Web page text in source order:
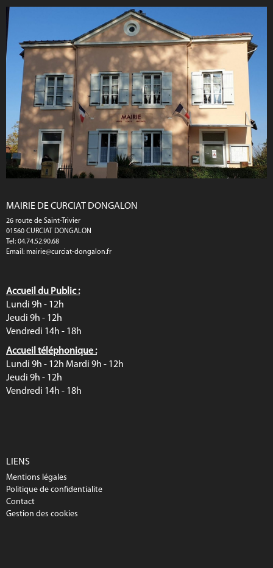
MAIRIE DE CURCIAT DONGALON
26 route de Saint-Trivier
01560 CURCIAT DONGALON
Tel: 04.74.52.90.68
Email: mairie@curciat-dongalon.fr
Accueil du Public :
Lundi 9h - 12h
Jeudi 9h - 12h
Vendredi 14h - 18h
Accueil téléphonique :
Lundi 9h - 12h Mardi 9h - 12h
Jeudi 9h - 12h
Vendredi 14h - 18h
LIENS
Mentions légales
Politique de confidentialite
Contact
Gestion des cookies